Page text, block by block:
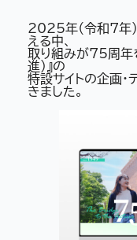
2025年（令和7年
える中、
取り組みが75周年
進）』の
特設サイトの企画
きました。